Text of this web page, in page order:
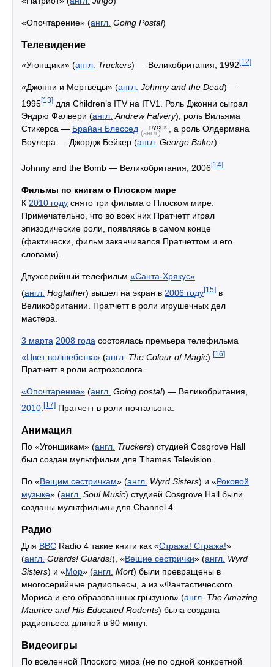
«Опочтарение» (англ. Going Postal)
Телевидение
«Угонщики» (англ. Truckers) — Великобритания, 1992[12]
«Джонни и Мертвецы» (англ. Johnny and the Dead) —
1995[13] для Children’s ITV на ITV1. Роль Джонни сыграл
Эндрю Фалвери (англ. Andrew Falvery), роль Вильяма
Стикерса — Брайан Блессед (англ.)
русск.
, а роль Олдермана
Боулера — Джордж Бейкер (англ. George Baker).
Johnny and the Bomb — Великобритания, 2006[14]
Фильмы по книгам о Плоском мире
К 2010 году снято три фильма о Плоском мире.
Примечательно, что во всех них Пратчетт играл
эпизодические роли, появляясь в самом конце
(фактически, фильм заканчивался Пратчеттом и его
словами).
Двухсерийный телефильм «Санта-Хрякус»
(англ. Hogfather) вышел на экран в 2006 году[15] в
Великобритании. Пратчетт в роли игрушечных дел
мастера.
3 марта 2008 года состоялась премьера телефильма
«Цвет волшебства» (англ. The Colour of Magic). [16]
Пратчетт в роли астрозоолога.
«Опочтарение» (англ. Going postal) — Великобритания,
2010 [17] Пратчетт в роли почтальона.
Анимация
По «Угонщикам» (англ. Truckers) студией Cosgrove Hall
был создан мультфильм для Thames Television.
По «Вещим сестричкам» (англ. Wyrd Sisters) и «Роковой
музыке» (англ. Soul Music) студией Cosgrove Hall были
созданы мультфильмы для Channel 4.
Радио
Для BBC Radio 4 такие книги как «Стража! Стража!»
(англ. Guards! Guards!), «Вещие сестрички» (англ. Wyrd
Sisters) и «Мор» (англ. Mort) были превращены в
многосерийные радиопьесы, а из «Фантастического
Мориса и его образованных грызунов» (англ. The Amazing
Maurice and His Educated Rodents) была создана
радиопьеса длиной в 90 минут.
Видеоигры
По вселенной Плоского мира (не по одной конкретной